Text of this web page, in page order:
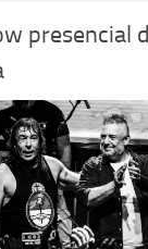
presencial